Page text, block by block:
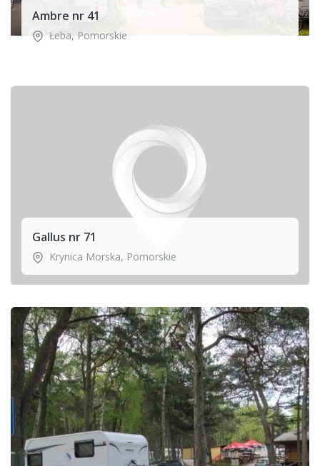
Ambre nr 41
Łeba,Pomorskie
Gallus nr 71
Krynica Morska, Pomorskie